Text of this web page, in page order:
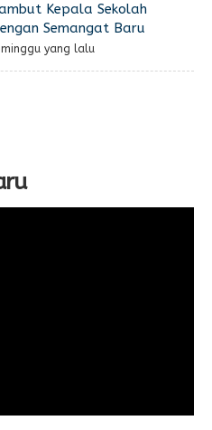
Kepala Sekolah
Semangat Baru
minggu yang lalu